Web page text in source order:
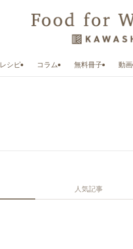
レシピ コラム 無料冊子 動画
人気記事